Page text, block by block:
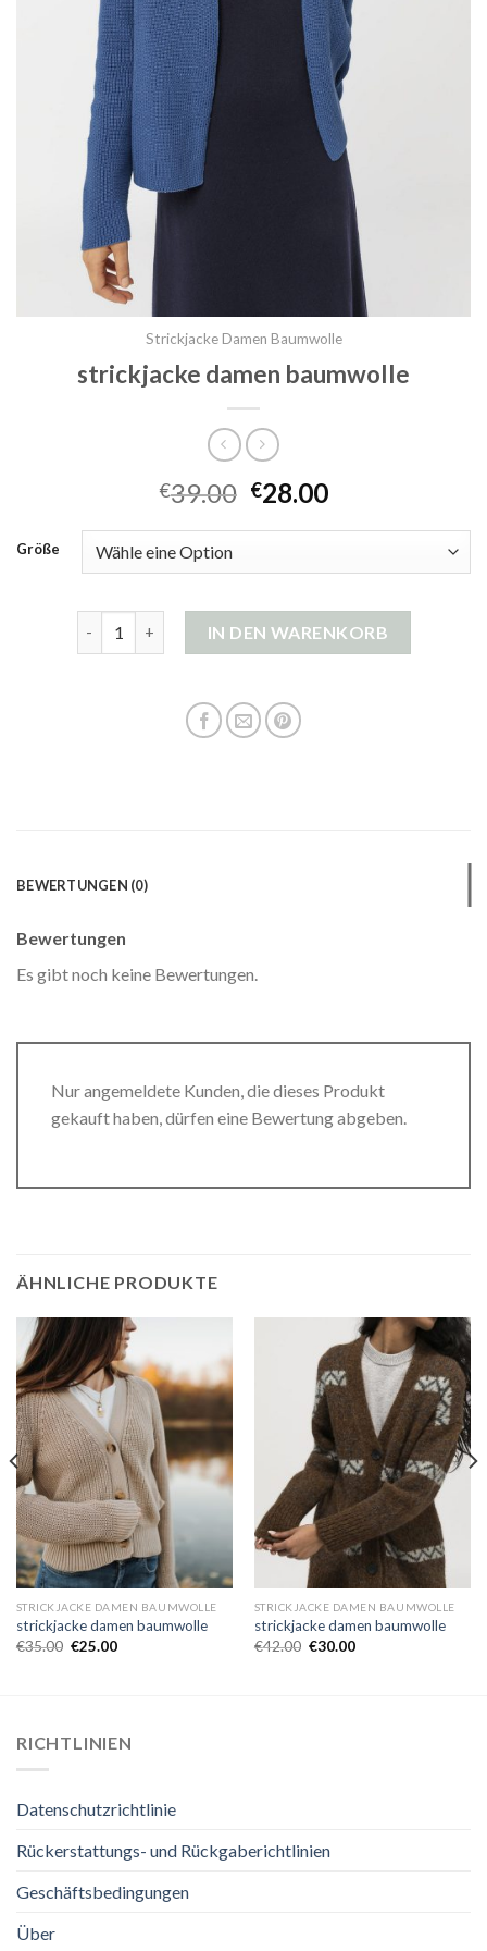
Strickjacke Damen Baumwolle
strickjacke damen baumwolle
€39.00 €28.00
Größe
IN DEN WARENKORB
BEWERTUNGEN (0)
Bewertungen
Es gibt noch keine Bewertungen.
Nur angemeldete Kunden, die dieses Produkt
gekauft haben, dürfen eine Bewertung abgeben.
ÄHNLICHE PRODUKTE
STRICKJACKE DAMEN BAUMWOLLE
strickjacke damen baumwolle
€35.00 €25.00
STRICKJACKE DAMEN BAUMWOLLE
strickjacke damen baumwolle
€42.00 €30.00
RICHTLINIEN
Datenschutzrichtlinie
Rückerstattungs- und Rückgaberichtlinien
Geschäftsbedingungen
Über